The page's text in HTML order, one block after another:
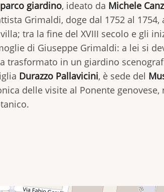
parco giardino, ideato da Michele
Grimaldi, doge dal 1752 al 1754,
tra la fine del XVIII secolo e gli
di Giuseppe Grimaldi: a lei si
trasformato in un giardino
Durazzo Pallavicini, è sede del
delle visite al Ponente